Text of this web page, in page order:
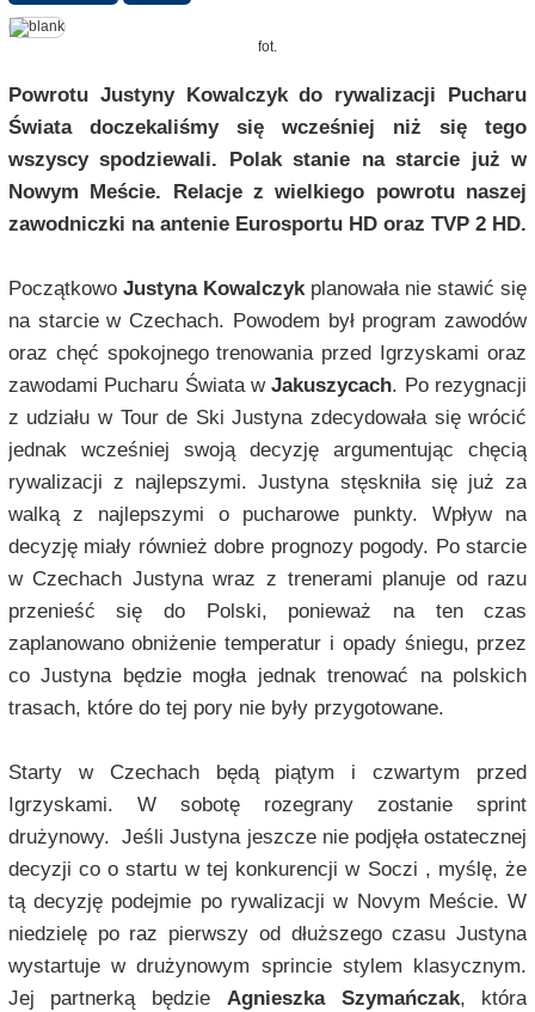
fot.
Powrotu Justyny Kowalczyk do rywalizacji Pucharu
Świata doczekaliśmy się wcześniej niż się tego
wszyscy spodziewali. Polak stanie na starcie już w
Nowym Meście. Relacje z wielkiego powrotu naszej
zawodniczki na antenie Eurosportu HD oraz TVP 2 HD.
Początkowo Justyna Kowalczykplanowała nie stawić się
na starcie w Czechach. Powodem był program zawodów
oraz chęć spokojnego trenowania przed Igrzyskami oraz
zawodami Pucharu Świata wJakuszycach. Po rezygnacji
z udziału w Tour de Ski Justyna zdecydowała się wrócić
jednak wcześniej swoją decyzję argumentując chęcią
rywalizacji z najlepszymi. Justyna stęskniła się już za
walką z najlepszymi o pucharowe punkty. Wpływ na
decyzję miały również dobre prognozy pogody. Po starcie
w Czechach Justyna wraz z trenerami planuje od razu
przenieść się do Polski, ponieważ na ten czas
zaplanowano obniżenie temperatur i opady śniegu, przez
co Justyna będzie mogła jednak trenować na polskich
trasach, które do tej pory nie były przygotowane.
Starty w Czechach będą piątym i czwartym przed
Igrzyskami. W sobotę rozegrany zostanie sprint
drużynowy. Jeśli Justyna jeszcze nie podjęła ostatecznej
decyzji co o startu w tej konkurencji w Soczi , myślę, że
tą decyzję podejmie po rywalizacji w Novym Meście. W
niedzielę po raz pierwszy od dłuższego czasu Justyna
wystartuje w drużynowym sprincie stylem klasycznym.
Jej partnerką będzie Agnieszka Szymańczak, która